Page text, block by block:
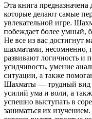
Эта книга
которые делают самые
увлекательной игре.
побеждает более умный,
Не все из вас достигнут
шахматами, несомненно,
развивают логичность и
усидчивость, умение
ситуации, а также
Шахматы — трудный вид
усилий ума и воли, а
успешно выступать в
заниматься их